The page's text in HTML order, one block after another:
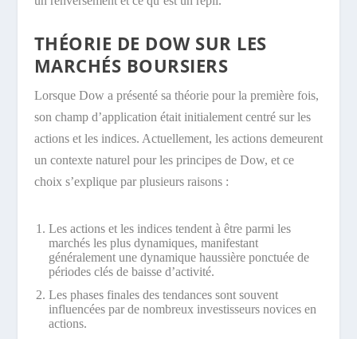
THÉORIE DE DOW SUR LES
MARCHÉS BOURSIERS
Lorsque Dow a présenté sa théorie pour la première fois,
son champ d’application était initialement centré sur les
actions et les indices. Actuellement, les actions demeurent
un contexte naturel pour les principes de Dow, et ce
choix s’explique par plusieurs raisons :
Les actions et les indices tendent à être parmi les
marchés les plus dynamiques, manifestant
généralement une dynamique haussière ponctuée de
périodes clés de baisse d’activité.
Les phases finales des tendances sont souvent
influencées par de nombreux investisseurs novices en
actions.